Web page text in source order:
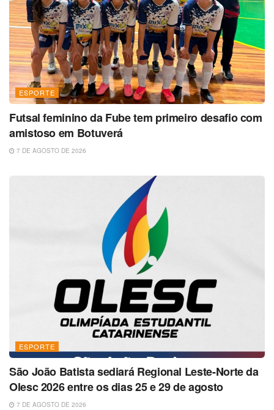
ESPORTE
Futsal feminino da Fube tem primeiro desafio com
amistoso em Botuverá
7 DE AGOSTO DE 2026
ESPORTE
São João Batista sediará Regional Leste-Norte da
Olesc 2026 entre os dias 25 e 29 de agosto
7 DE AGOSTO DE 2026